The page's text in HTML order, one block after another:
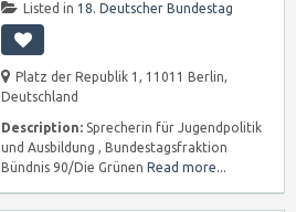
Listed in 18. Deutscher Bundestag
Platz der Republik 1, 11011 Berlin,
Deutschland
Description: Sprecherin für Jugendpolitik
und Ausbildung , Bundestagsfraktion
Bündnis 90/Die Grünen Read more...